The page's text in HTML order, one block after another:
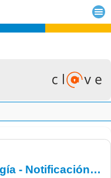
Dirección General de Energía - Notificación de Orden 436/2023 de concesión de las subvenciones derivadas del RD 266/2021, de 13 de abril - MOVES III